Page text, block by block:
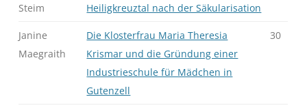
Steim
Heiligkreuztal nach der Säkularisation
Janine
Maegraith
Die Klosterfrau Maria Theresia
Krismar und die Gründung einer
Industrieschule für Mädchen in
Gutenzell
30